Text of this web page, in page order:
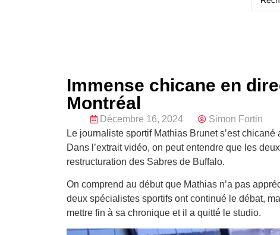
Immense chicane en
Montréal
Décembre 16, 2024
Simon Fortin
Le journaliste sportif Mathias Brunet s’est
Dans l’extrait vidéo, on peut entendre que les
restructuration des Sabres de Buffalo.
On comprend au début que Mathias n’a pas
deux spécialistes sportifs ont continué le débat,
mettre fin à sa chronique et il a quitté le studio.